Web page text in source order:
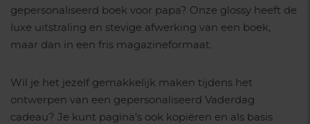
gepersonaliseerd boek voor papa? Onze glossy heeft de
luxe uitstraling en stevige afwerking van een boek,
maar dan in een fris magazineformaat.
Wil je het jezelf gemakkelijk maken tijdens het
ontwerpen van een gepersonaliseerd Vaderdag
cadeau? Je kunt pagina’s ook kopiëren en als basis